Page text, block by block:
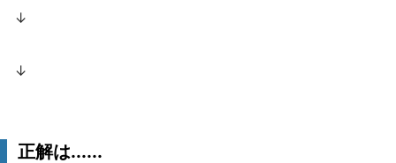
↓
↓
正解は......